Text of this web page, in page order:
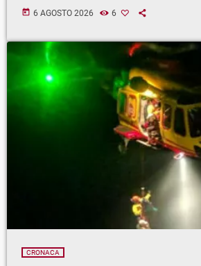
today 6 AGOSTO 2026 6
CRONACA